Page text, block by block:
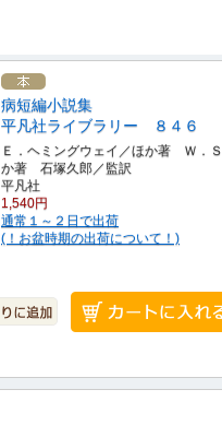
病短編小説集
平凡社ライブラリー ８４６
Ｅ．ヘミングウェイ／ほか著 Ｗ．
か著 石塚久郎／監訳
平凡社
1,540円
通常１～２日で出荷
(！お盆時期の出荷について！)